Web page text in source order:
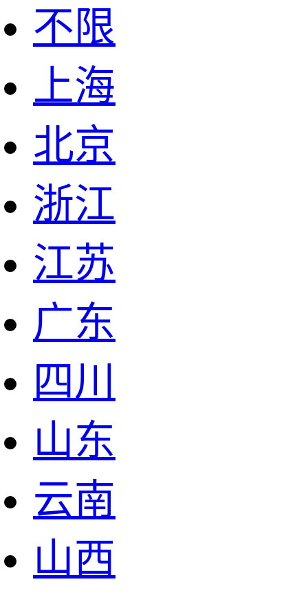
不限
上海
北京
浙江
江苏
广东
四川
山东
云南
山西